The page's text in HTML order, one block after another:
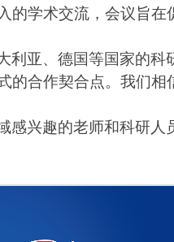
的学术交流，会议旨
利亚、德国等国家的
的合作契合点。我们
感兴趣的老师和科研人